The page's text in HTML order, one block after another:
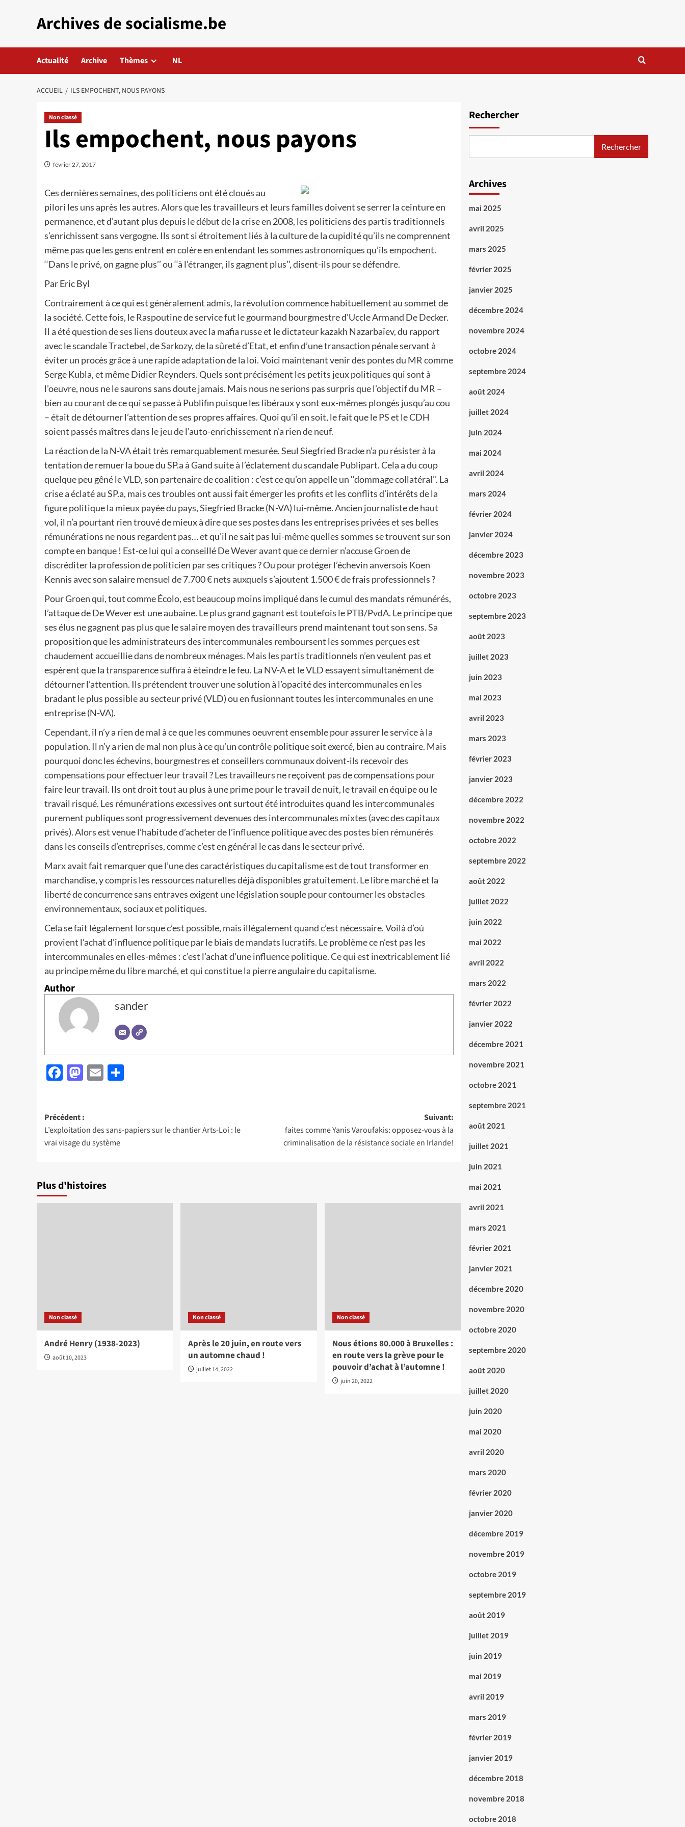
Archives de socialisme.be
Actualité Archive Thèmes NL
ACCUEIL ILS EMPOCHENT, NOUS PAYONS
Non classé
Ils empochent, nous payons
février 27, 2017
Ces dernières semaines, des politiciens ont été cloués au
pilori les uns après les autres. Alors que les travailleurs et leurs familles doivent se serrer la ceinture en
permanence, et d’autant plus depuis le début de la crise en 2008, les politiciens des partis traditionnels
s’enrichissent sans vergogne. Ils sont si étroitement liés à la culture de la cupidité qu’ils ne comprennent
même pas que les gens entrent en colère en entendant les sommes astronomiques qu’ils empochent.
‘‘Dans le privé, on gagne plus’’ ou ‘‘à l’étranger, ils gagnent plus’’, disent-ils pour se défendre.
Par Eric Byl
Contrairement à ce qui est généralement admis, la révolution commence habituellement au sommet de
la société. Cette fois, le Raspoutine de service fut le gourmand bourgmestre d’Uccle Armand De Decker.
Il a été question de ses liens douteux avec la mafia russe et le dictateur kazakh Nazarbaïev, du rapport
avec le scandale Tractebel, de Sarkozy, de la sûreté d’Etat, et enfin d’une transaction pénale servant à
éviter un procès grâce à une rapide adaptation de la loi. Voici maintenant venir des pontes du MR comme
Serge Kubla, et même Didier Reynders. Quels sont précisément les petits jeux politiques qui sont à
l’oeuvre, nous ne le saurons sans doute jamais. Mais nous ne serions pas surpris que l’objectif du MR –
bien au courant de ce qui se passe à Publifin puisque les libéraux y sont eux-mêmes plongés jusqu’au cou
– était de détourner l’attention de ses propres affaires. Quoi qu’il en soit, le fait que le PS et le CDH
soient passés maîtres dans le jeu de l’auto-enrichissement n’a rien de neuf.
La réaction de la N-VA était très remarquablement mesurée. Seul Siegfried Bracke n’a pu résister à la
tentation de remuer la boue du SP.a à Gand suite à l’éclatement du scandale Publipart. Cela a du coup
quelque peu gêné le VLD, son partenaire de coalition : c’est ce qu’on appelle un ‘‘dommage collatéral’’. La
crise a éclaté au SP.a, mais ces troubles ont aussi fait émerger les profits et les conflits d’intérêts de la
figure politique la mieux payée du pays, Siegfried Bracke (N-VA) lui-même. Ancien journaliste de haut
vol, il n’a pourtant rien trouvé de mieux à dire que ses postes dans les entreprises privées et ses belles
rémunérations ne nous regardent pas… et qu’il ne sait pas lui-même quelles sommes se trouvent sur son
compte en banque ! Est-ce lui qui a conseillé De Wever avant que ce dernier n’accuse Groen de
discréditer la profession de politicien par ses critiques ? Ou pour protéger l’échevin anversois Koen
Kennis avec son salaire mensuel de 7.700 € nets auxquels s’ajoutent 1.500 € de frais professionnels ?
Pour Groen qui, tout comme Écolo, est beaucoup moins impliqué dans le cumul des mandats rémunérés,
l’attaque de De Wever est une aubaine. Le plus grand gagnant est toutefois le PTB/PvdA. Le principe que
ses élus ne gagnent pas plus que le salaire moyen des travailleurs prend maintenant tout son sens. Sa
proposition que les administrateurs des intercommunales remboursent les sommes perçues est
chaudement accueillie dans de nombreux ménages. Mais les partis traditionnels n’en veulent pas et
espèrent que la transparence suffira à éteindre le feu. La NV-A et le VLD essayent simultanément de
détourner l’attention. Ils prétendent trouver une solution à l’opacité des intercommunales en les
bradant le plus possible au secteur privé (VLD) ou en fusionnant toutes les intercommunales en une
entreprise (N-VA).
Cependant, il n’y a rien de mal à ce que les communes oeuvrent ensemble pour assurer le service à la
population. Il n’y a rien de mal non plus à ce qu’un contrôle politique soit exercé, bien au contraire. Mais
pourquoi donc les échevins, bourgmestres et conseillers communaux doivent-ils recevoir des
compensations pour effectuer leur travail ? Les travailleurs ne reçoivent pas de compensations pour
faire leur travail. Ils ont droit tout au plus à une prime pour le travail de nuit, le travail en équipe ou le
travail risqué. Les rémunérations excessives ont surtout été introduites quand les intercommunales
purement publiques sont progressivement devenues des intercommunales mixtes (avec des capitaux
privés). Alors est venue l’habitude d’acheter de l’influence politique avec des postes bien rémunérés
dans les conseils d’entreprises, comme c’est en général le cas dans le secteur privé.
Marx avait fait remarquer que l’une des caractéristiques du capitalisme est de tout transformer en
marchandise, y compris les ressources naturelles déjà disponibles gratuitement. Le libre marché et la
liberté de concurrence sans entraves exigent une législation souple pour contourner les obstacles
environnementaux, sociaux et politiques.
Cela se fait légalement lorsque c’est possible, mais illégalement quand c’est nécessaire. Voilà d’où
provient l’achat d’influence politique par le biais de mandats lucratifs. Le problème ce n’est pas les
intercommunales en elles-mêmes : c’est l’achat d’une influence politique. Ce qui est inextricablement lié
au principe même du libre marché, et qui constitue la pierre angulaire du capitalisme.
Author
sander
Facebook
Mastodon
Email
Navigation
d’article
Précédent :
L’exploitation des sans-papiers sur le chantier Arts-Loi : le
vrai visage du système
Suivant:
faites comme Yanis Varoufakis: opposez-vous à la
criminalisation de la résistance sociale en Irlande!
Plus d'histoires
Non classé
André Henry (1938-2023)
août 10, 2023
Non classé
Après le 20 juin, en route vers
un automne chaud !
juillet 14, 2022
Non classé
Nous étions 80.000 à Bruxelles :
en route vers la grève pour le
pouvoir d’achat à l’automne !
juin 20, 2022
Rechercher
Rechercher
Archives
mai 2025
avril 2025
mars 2025
février 2025
janvier 2025
décembre 2024
novembre 2024
octobre 2024
septembre 2024
août 2024
juillet 2024
juin 2024
mai 2024
avril 2024
mars 2024
février 2024
janvier 2024
décembre 2023
novembre 2023
octobre 2023
septembre 2023
août 2023
juillet 2023
juin 2023
mai 2023
avril 2023
mars 2023
février 2023
janvier 2023
décembre 2022
novembre 2022
octobre 2022
septembre 2022
août 2022
juillet 2022
juin 2022
mai 2022
avril 2022
mars 2022
février 2022
janvier 2022
décembre 2021
novembre 2021
octobre 2021
septembre 2021
août 2021
juillet 2021
juin 2021
mai 2021
avril 2021
mars 2021
février 2021
janvier 2021
décembre 2020
novembre 2020
octobre 2020
septembre 2020
août 2020
juillet 2020
juin 2020
mai 2020
avril 2020
mars 2020
février 2020
janvier 2020
décembre 2019
novembre 2019
octobre 2019
septembre 2019
août 2019
juillet 2019
juin 2019
mai 2019
avril 2019
mars 2019
février 2019
janvier 2019
décembre 2018
novembre 2018
octobre 2018